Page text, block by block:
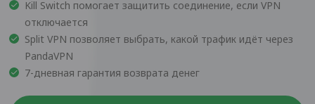
Kill Switch помогает защитить соединение, если VPN
отключается
Split VPN позволяет выбрать, какой трафик идёт через
PandaVPN
7-дневная гарантия возврата денег